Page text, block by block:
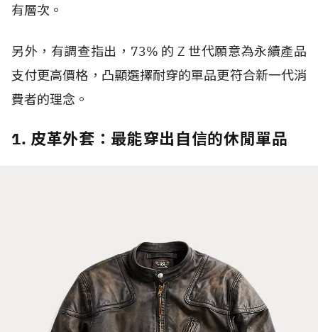
有層次。
另外，有調查指出， 73% 的 Z 世代願意為永續產品
支付更高價格，凸顯選擇耐穿的單品更符合新一代消
費者的理念。
1. 皮革外套：最能穿出自信的休閒單品